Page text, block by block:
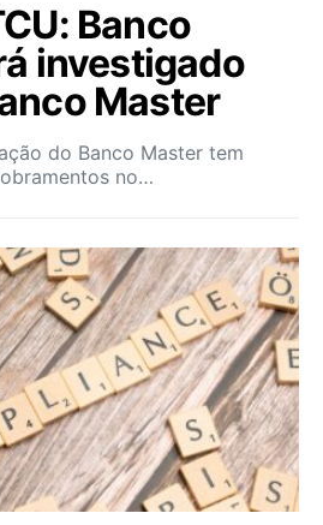
Banco
investigado
Master
do Banco Master tem
no…